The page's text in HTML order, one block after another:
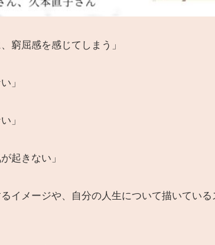
窮屈感を感じてしまう」
」
」
起きない」
イメージや、自分の人生について描いてい